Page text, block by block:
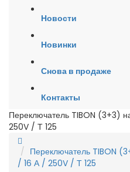
Новости
Новинки
Снова в продаже
Контакты
Переключатель TIBON (3+3)
250V / Т 125
Переключатель TIBON
/ 16 А / 250V / Т 125